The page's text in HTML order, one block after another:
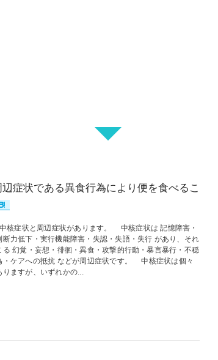
症状である異食行為により便を食べるこ
症状と周辺症状があります。 中核症状は 記憶障害・
断力低下・実行機能障害・失認・失語・失行 があり、それ
る 幻覚・妄想・徘徊・異食・攻撃的行動・暴言暴行・不穏
・ケアへの抵抗 などが周辺症状です。 中核症状は個々
りますが、いずれかの...